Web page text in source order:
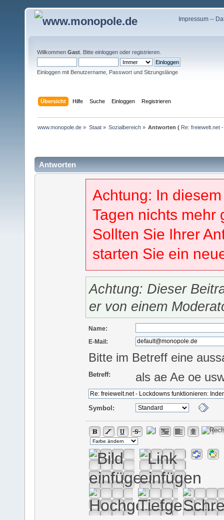
Impressum--
Willkommen Gast . Bitte einloggen oder registrieren
Einloggen mit Benutzername, Passwort und Sitzungslänge
Übersicht Hilfe Suche Einloggen Registrieren
www.monopole.de » Staat» Sozialbereich» Antworten ( Re: freiewelt.net
Antworten
Achtung: In
Tagen nichts mehr
Sollten Sie Ihrer
starten Sie ein
Achtung: Dieser
er von einem
Name:
E-Mail:
Bitte im Betreff eine
als ae Ae oe
Betreff:
Symbol: